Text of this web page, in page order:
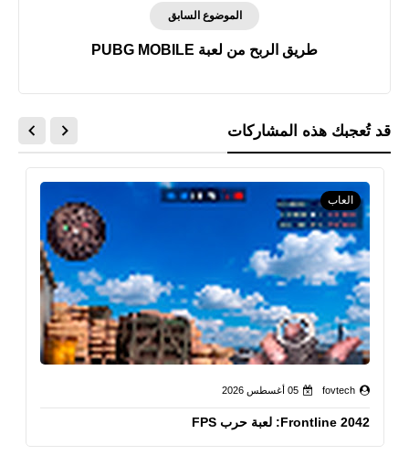
الموضوع السابق
طريق الربح من لعبة PUBG MOBILE
قد تُعجبك هذه المشاركات
العاب
fovtech 05 أغسطس 2026
Frontline 2042: لعبة حرب FPS